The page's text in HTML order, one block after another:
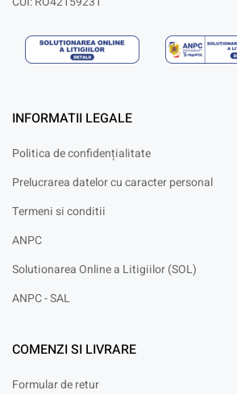
INFORMATII LEGALE
Politica de confidențialitate
Prelucrarea datelor cu caracter personal
Termeni si conditii
ANPC
Solutionarea Online a Litigiilor (SOL)
ANPC - SAL
COMENZI SI LIVRARE
Formular de retur